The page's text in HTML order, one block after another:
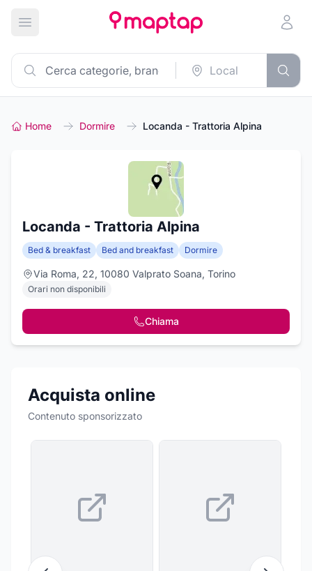
Apri menu principale
Home Dormire Locanda - Trattoria Alpina
Locanda - Trattoria Alpina
Bed & breakfast Bed and breakfast Dormire
Via Roma, 22, 10080 Valprato Soana, Torino
Orari non disponibili
Chiama
Acquista online
Contenuto sponsorizzato